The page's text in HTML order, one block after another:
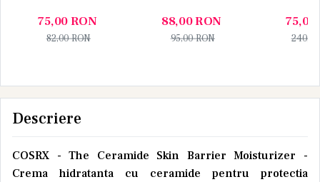
COSRX – cremă
“all-in-one” cu 92
75,00RON
82,00RON
Mineral Relief
SPF50+ - Crema de
88,00RON
95,00RON
75,00
Descriere
COSRX - The Ceramide Skin Barrier Moisturizer -
Crema hidratanta cu ceramide pentru protectia